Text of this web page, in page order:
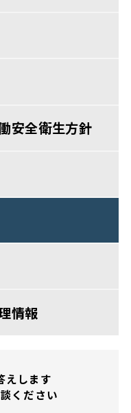
安全衛生方針
情報
えします
ください